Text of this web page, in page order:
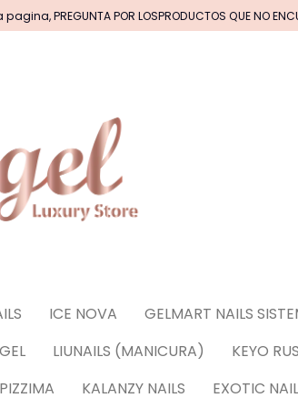
PREGUNTA POR LOSPRODUCTOS QUE NO
(por tipos)
top, resinas)
Stickers & Tattoos para
uñas
ICE NOVA GELMART NAILS
LIUNAILS (MANICURA) KEYO
KALANZY NAILS EXOTIC